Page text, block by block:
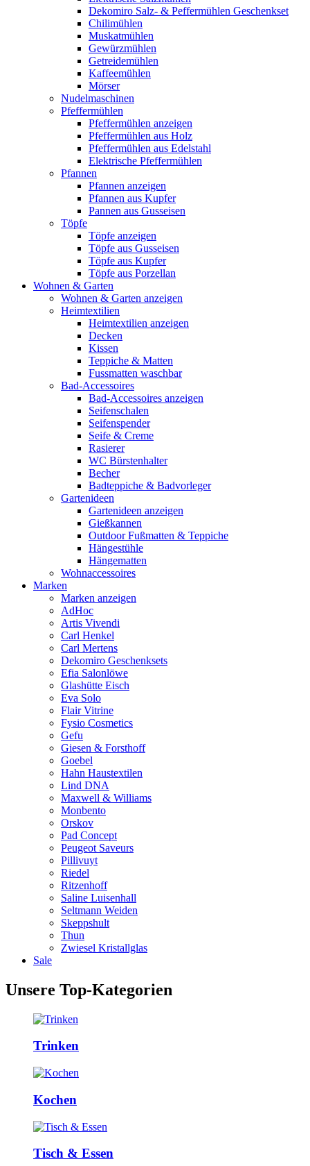
Dekomiro Salz- & Peffermühlen Geschenkset
Chilimühlen
Muskatmühlen
Gewürzmühlen
Getreidemühlen
Kaffeemühlen
Mörser
Nudelmaschinen
Pfeffermühlen
Pfeffermühlen anzeigen
Pfeffermühlen aus Holz
Pfeffermühlen aus Edelstahl
Elektrische Pfeffermühlen
Pfannen
Pfannen anzeigen
Pfannen aus Kupfer
Pannen aus Gusseisen
Töpfe
Töpfe anzeigen
Töpfe aus Gusseisen
Töpfe aus Kupfer
Töpfe aus Porzellan
Wohnen & Garten
Wohnen & Garten anzeigen
Heimtextilien
Heimtextilien anzeigen
Decken
Kissen
Teppiche & Matten
Fussmatten waschbar
Bad-Accessoires
Bad-Accessoires anzeigen
Seifenschalen
Seifenspender
Seife & Creme
Rasierer
WC Bürstenhalter
Becher
Badteppiche & Badvorleger
Gartenideen
Gartenideen anzeigen
Gießkannen
Outdoor Fußmatten & Teppiche
Hängestühle
Hängematten
Wohnaccessoires
Marken
Marken anzeigen
AdHoc
Artis Vivendi
Carl Henkel
Carl Mertens
Dekomiro Geschenksets
Efia Salonlöwe
Glashütte Eisch
Eva Solo
Flair Vitrine
Fysio Cosmetics
Gefu
Giesen & Forsthoff
Goebel
Hahn Haustextilen
Lind DNA
Maxwell & Williams
Monbento
Orskov
Pad Concept
Peugeot Saveurs
Pillivuyt
Riedel
Ritzenhoff
Saline Luisenhall
Seltmann Weiden
Skeppshult
Thun
Zwiesel Kristallglas
Sale
Unsere Top-Kategorien
Trinken
Kochen
Tisch & Essen